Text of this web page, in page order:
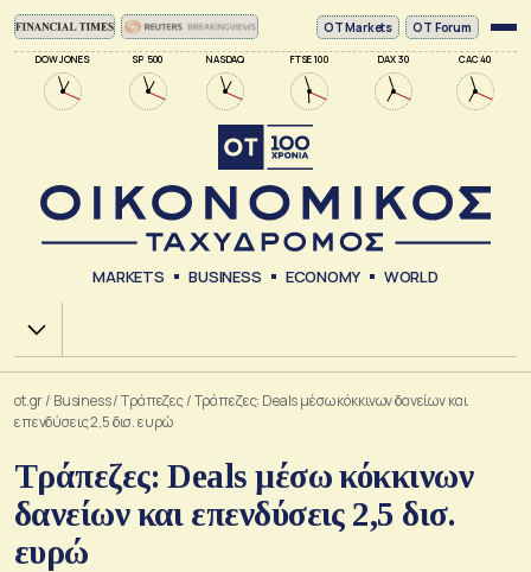
DOW JONES SP 500 NASDAQ FTSE 100 DAX 30 CAC 40
ΟΤ Markets OT Forum
MARKETS BUSINESS ECONOMY WORLD
Χ.Α.
ot.gr/ Business/Τράπεζες/Τράπεζες: Deals μέσω κόκκινων δανείων και
επενδύσεις 2,5 δισ. ευρώ
Τράπεζες: Deals μέσω κόκκινων
δανείων και επενδύσεις 2,5 δισ.
ευρώ